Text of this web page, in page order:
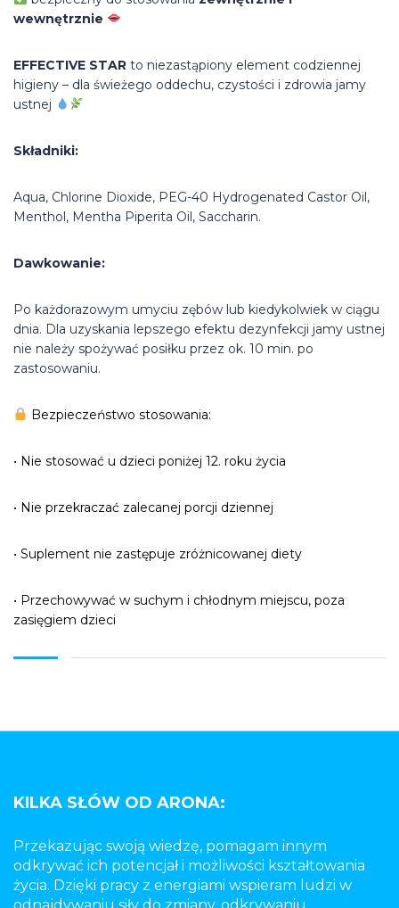
wewnętrznie
EFFECTIVE STAR to niezastąpiony element codziennej
higieny – dla świeżego oddechu, czystości i zdrowia jamy
ustnej
Składniki:
Aqua, Chlorine Dioxide, PEG-40 Hydrogenated Castor Oil,
Menthol, Mentha Piperita Oil, Saccharin.
Dawkowanie:
Po każdorazowym umyciu zębów lub kiedykolwiek w ciągu
dnia. Dla uzyskania lepszego efektu dezynfekcji jamy ustnej
nie należy spożywać posiłku przez ok. 10 min. po
zastosowaniu.
Bezpieczeństwo stosowania:
• Nie stosować u dzieci poniżej 12. roku życia
• Nie przekraczać zalecanej porcji dziennej
• Suplement nie zastępuje zróżnicowanej diety
• Przechowywać w suchym i chłodnym miejscu, poza
zasięgiem dzieci
KILKA SŁÓW OD ARONA:
Przekazując swoją wiedzę, pomagam innym
odkrywać ich potencjał i możliwości kształtowania
życia. Dzięki pracy z energiami wspieram ludzi w